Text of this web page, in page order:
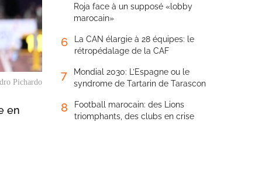
Pichardo
en
Roja face à un supposé «lobby
marocain»
6
La CAN élargie à 28 équipes: le
rétropédalage de la CAF
7
Mondial 2030: L’Espagne ou le
syndrome de Tartarin de Tarascon
8
Football marocain: des Lions
triomphants, des clubs en crise